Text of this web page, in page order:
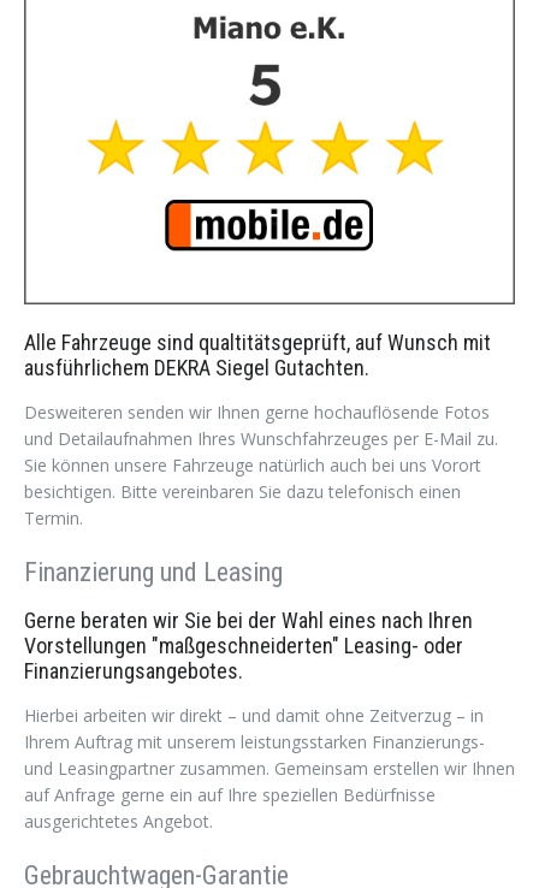
Alle Fahrzeuge sind qualtitätsgeprüft, auf Wunsch mit
ausführlichem DEKRA Siegel Gutachten.
Desweiteren senden wir Ihnen gerne hochauflösende Fotos
und Detailaufnahmen Ihres Wunschfahrzeuges per E-Mail zu.
Sie können unsere Fahrzeuge natürlich auch bei uns Vorort
besichtigen. Bitte vereinbaren Sie dazu telefonisch einen
Termin.
Finanzierung und Leasing
Gerne beraten wir Sie bei der Wahl eines nach Ihren
Vorstellungen "maßgeschneiderten" Leasing- oder
Finanzierungsangebotes.
Hierbei arbeiten wir direkt – und damit ohne Zeitverzug – in
Ihrem Auftrag mit unserem leistungsstarken Finanzierungs-
und Leasingpartner zusammen. Gemeinsam erstellen wir Ihnen
auf Anfrage gerne ein auf Ihre speziellen Bedürfnisse
ausgerichtetes Angebot.
Gebrauchtwagen-Garantie